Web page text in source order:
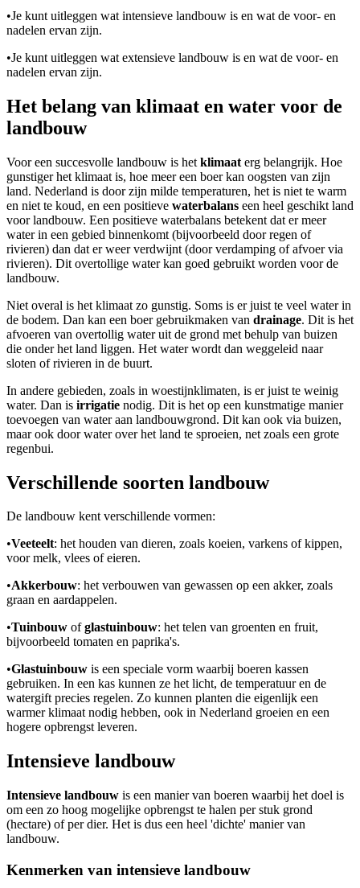
•Je kunt uitleggen wat intensieve landbouw is en wat de voor- en
nadelen ervan zijn.
•Je kunt uitleggen wat extensieve landbouw is en wat de voor- en
nadelen ervan zijn.
Het belang van klimaat en water voor de
landbouw
Voor een succesvolle landbouw is het klimaat erg belangrijk. Hoe
gunstiger het klimaat is, hoe meer een boer kan oogsten van zijn
land. Nederland is door zijn milde temperaturen, het is niet te warm
en niet te koud, en een positieve waterbalans een heel geschikt land
voor landbouw. Een positieve waterbalans betekent dat er meer
water in een gebied binnenkomt (bijvoorbeeld door regen of
rivieren) dan dat er weer verdwijnt (door verdamping of afvoer via
rivieren). Dit overtollige water kan goed gebruikt worden voor de
landbouw.
Niet overal is het klimaat zo gunstig. Soms is er juist te veel water in
de bodem. Dan kan een boer gebruikmaken van drainage. Dit is het
afvoeren van overtollig water uit de grond met behulp van buizen
die onder het land liggen. Het water wordt dan weggeleid naar
sloten of rivieren in de buurt.
In andere gebieden, zoals in woestijnklimaten, is er juist te weinig
water. Dan is irrigatie nodig. Dit is het op een kunstmatige manier
toevoegen van water aan landbouwgrond. Dit kan ook via buizen,
maar ook door water over het land te sproeien, net zoals een grote
regenbui.
Verschillende soorten landbouw
De landbouw kent verschillende vormen:
•Veeteelt: het houden van dieren, zoals koeien, varkens of kippen,
voor melk, vlees of eieren.
•Akkerbouw: het verbouwen van gewassen op een akker, zoals
graan en aardappelen.
•Tuinbouw ofglastuinbouw: het telen van groenten en fruit,
bijvoorbeeld tomaten en paprika's.
•Glastuinbouw is een speciale vorm waarbij boeren kassen
gebruiken. In een kas kunnen ze het licht, de temperatuur en de
watergift precies regelen. Zo kunnen planten die eigenlijk een
warmer klimaat nodig hebben, ook in Nederland groeien en een
hogere opbrengst leveren.
Intensieve landbouw
Intensieve landbouw is een manier van boeren waarbij het doel is
om een zo hoog mogelijke opbrengst te halen per stuk grond
(hectare) of per dier. Het is dus een heel 'dichte' manier van
landbouw.
Kenmerken van intensieve landbouw